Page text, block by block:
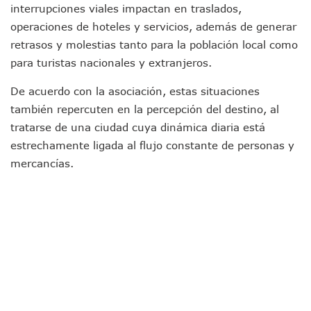
Arranca Copa México De Clavados Zapopan 2026 En El
Munguía Analiza Pedir 100 MDP De Adelanto De
Bomberas De Vallarta Asistirán A Simposio Internacional
Región Sanitaria VIII Activa Programa Para Menores Con
Asesinan A Regidora De Tecate Por Morena Y A Su
Recuperan Seis Vehículos Con Reporte De Robo Durante
SEP Asigna Escuelas Para El Ciclo 2026-2027 En Jalisco;
Tráfico Aéreo Cae En Puerto Vallarta Durante El 2026;
SAT Lleva Su Oficina Móvil A Talpa De Allende Para
Mediante Asambleas Informativas Juan Carlos Castro
interrupciones viales impactan en traslados,
operaciones de hoteles y servicios, además de generar
retrasos y molestias tanto para la población local como
para turistas nacionales y extranjeros.
De acuerdo con la asociación, estas situaciones
también repercuten en la percepción del destino, al
tratarse de una ciudad cuya dinámica diaria está
estrechamente ligada al flujo constante de personas y
mercancías.